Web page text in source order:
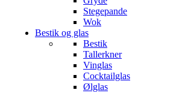
Stegepande
Wok
Bestik og glas
Bestik
Tallerkner
Vinglas
Cocktailglas
Ølglas